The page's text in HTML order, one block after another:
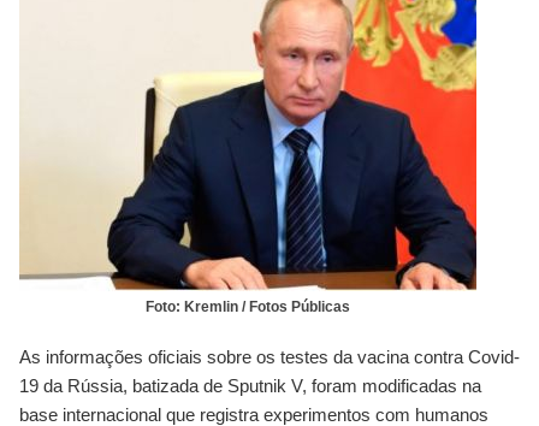
Foto: Kremlin / Fotos Públicas
As informações oficiais sobre os testes da vacina contra Covid-
19 da Rússia, batizada de Sputnik V, foram modificadas na
base internacional que registra experimentos com humanos